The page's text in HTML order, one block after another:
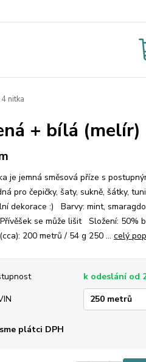
nitka
+ bílá
je jemná směsová příze s
pro čepičky, šaty, sukně, šátky,
dekorace :) Barvy: mint,
se může lišit Složení: 50%
200 metrů / 54 g 250 ... celý
k odeslání od
plátci DPH